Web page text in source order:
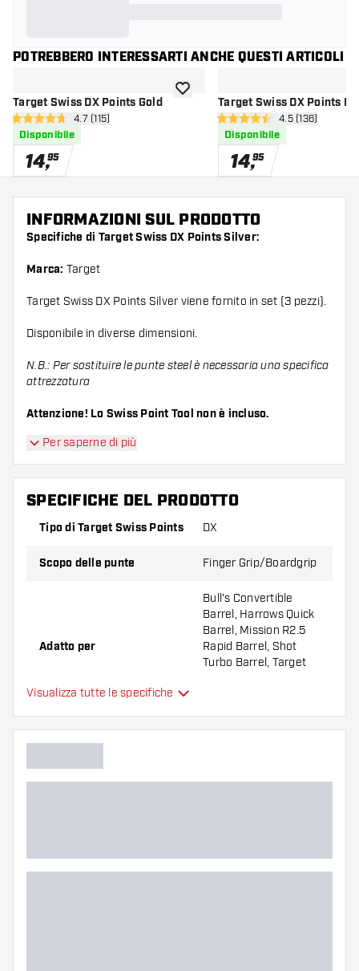
POTREBBERO INTERESSARTI ANCHE QUESTI ARTICOLI
Target Swiss DX Points Gold
apri pannello recensioni
4.7 stelle di valutazione
4.7 (115)
Disponibile
14,95
aggiungi alla lista dei desideri
Target Swiss DX Points
apri pannello
4.5 stelle di valutazione
4.5 (136)
Disponibile
14,95
INFORMAZIONI SUL PRODOTTO
Specifiche di Target Swiss DX Points Silver:
Marca: Target
Target Swiss DX Points Silver viene fornito in set (3 pezzi).
Disponibile in diverse dimensioni.
N.B.: Per sostituire le punte steel è necessaria una specifica
attrezzatura
Attenzione! Lo Swiss Point Tool non è incluso.
Per saperne di più
SPECIFICHE DEL PRODOTTO
Tipo di Target Swiss Points DX
Scopo delle punte Finger Grip/Boardgrip
Adatto per
Bull's Convertible
Barrel, Harrows Quick
Barrel, Mission R2.5
Rapid Barrel, Shot
Turbo Barrel, Target
Forma delle punte Straight Point
Zona di presa delle punte
Visualizza tutte le specifiche